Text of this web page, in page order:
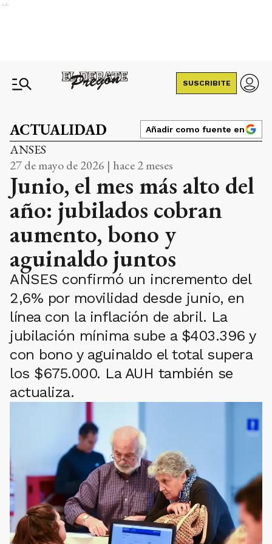
Ads
SUSCRIBITE
ACTUALIDAD Añadir como fuente en
ANSES
27 de mayo de 2026 | hace 2 meses
Junio, el mes más alto del
año: jubilados cobran
aumento, bono y
aguinaldo juntos
ANSES confirmó un incremento del
2,6% por movilidad desde junio, en
línea con la inflación de abril. La
jubilación mínima sube a $403.396 y
con bono y aguinaldo el total supera
los $675.000. La AUH también se
actualiza.